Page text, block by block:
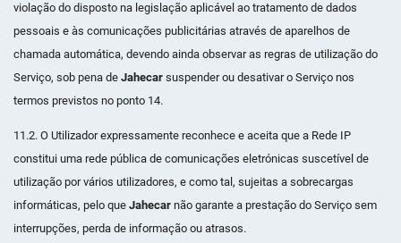
violação do disposto na legislação aplicável ao tratamento de dados
pessoais e às comunicações publicitárias através de aparelhos de
chamada automática, devendo ainda observar as regras de utilização do
Serviço, sob pena de Jahecarsuspender ou desativar o Serviço nos
termos previstos no ponto 14.
11.2. O Utilizador expressamente reconhece e aceita que a Rede IP
constitui uma rede pública de comunicações eletrónicas suscetível de
utilização por vários utilizadores, e como tal, sujeitas a sobrecargas
informáticas, pelo que Jahecarnão garante a prestação do Serviço sem
interrupções, perda de informação ou atrasos.